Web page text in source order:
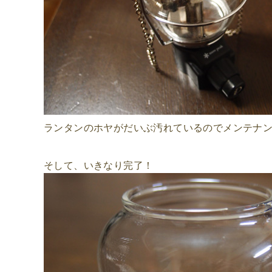
ランタンのホヤがだいぶ汚れているのでメンテナ
そして、いきなり完了！